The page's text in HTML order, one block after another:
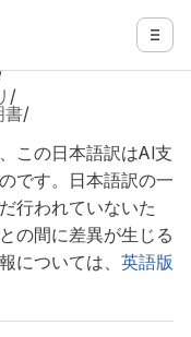
移動 メニ
/
書/
この日本語訳はAI支
です。日本語訳の一
行われていないた
の間に差異が生じる
については、 英語版